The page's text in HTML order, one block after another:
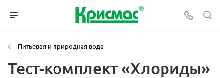
Питьевая и природная вода
Тест-комплект «Хлориды»